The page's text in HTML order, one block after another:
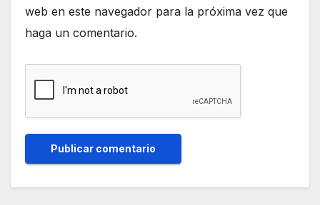
web en este navegador para la próxima vez que
haga un comentario.